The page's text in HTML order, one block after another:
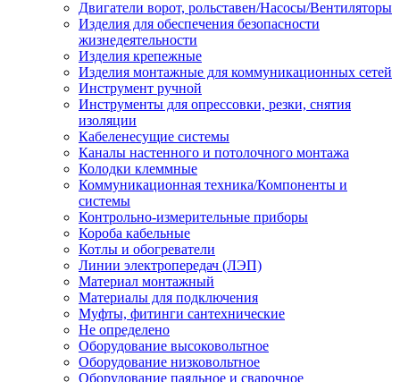
Двигатели ворот, рольставен/Насосы/Вентиляторы
Изделия для обеспечения безопасности
жизнедеятельности
Изделия крепежные
Изделия монтажные для коммуникационных сетей
Инструмент ручной
Инструменты для опрессовки, резки, снятия
изоляции
Кабеленесущие системы
Каналы настенного и потолочного монтажа
Колодки клеммные
Коммуникационная техника/Компоненты и
системы
Контрольно-измерительные приборы
Короба кабельные
Котлы и обогреватели
Линии электропередач (ЛЭП)
Материал монтажный
Материалы для подключения
Муфты, фитинги сантехнические
Не определено
Оборудование высоковольтное
Оборудование низковольтное
Оборудование паяльное и сварочное